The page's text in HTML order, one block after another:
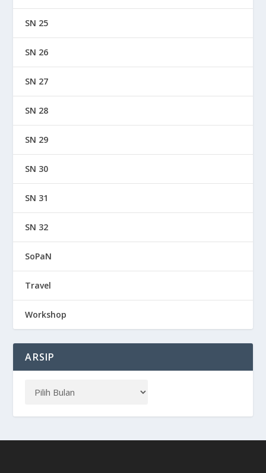
SN 25
SN 26
SN 27
SN 28
SN 29
SN 30
SN 31
SN 32
SoPaN
Travel
Workshop
ARSIP